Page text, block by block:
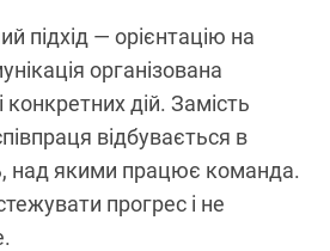
підхід — орієнтацію на
організована
конкретних дій. Замість
відбувається в
над якими працює команда.
прогрес і не